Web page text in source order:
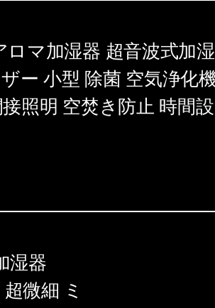
ロマ加湿器 超音波式加
ー 小型 除菌 空気浄化
照明 空焚き防止 時間設
加湿器
微細 ミ